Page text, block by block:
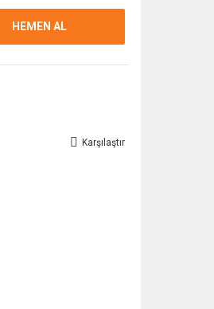
HEMEN AL
Karşılaştır